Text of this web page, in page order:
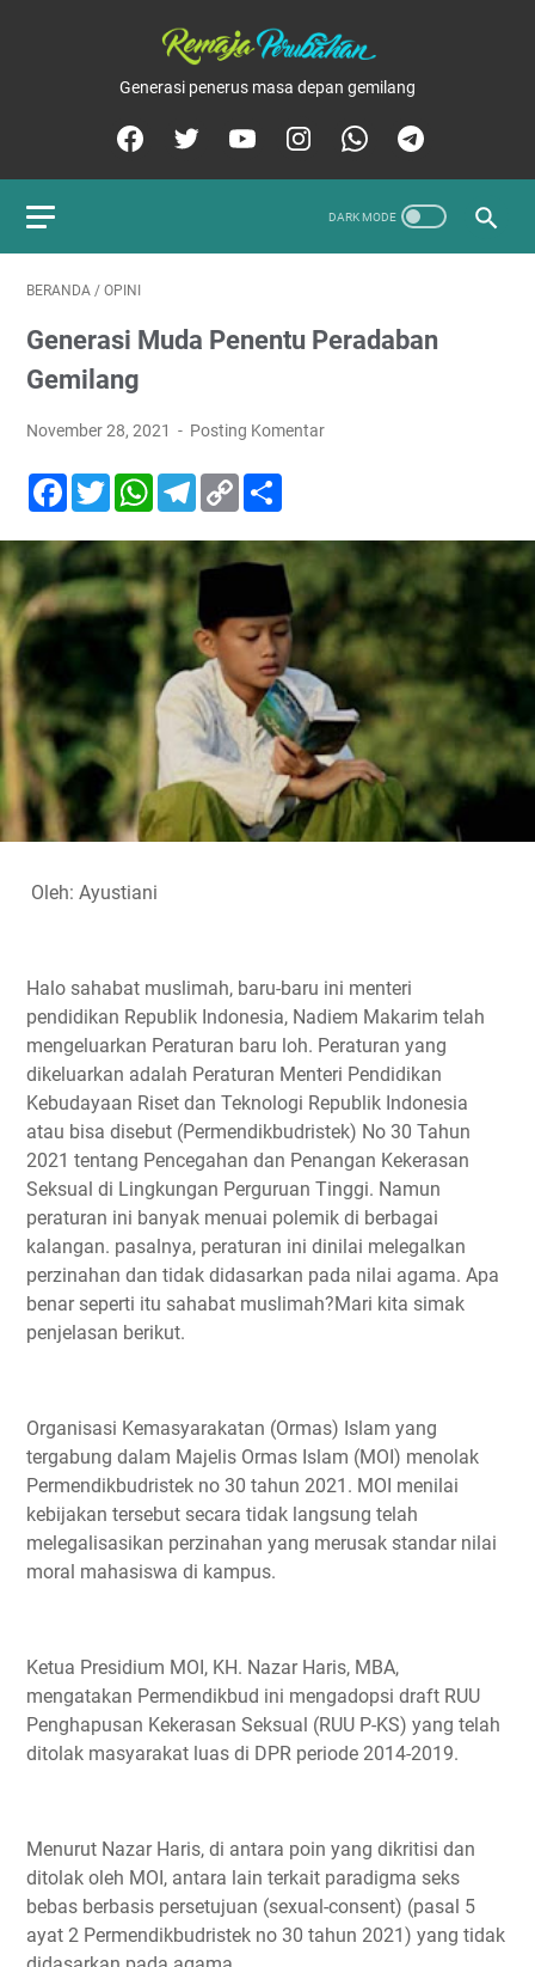
Generasi penerus masa depan gemilang
BERANDA / OPINI
Generasi Muda Penentu Peradaban
Gemilang
November 28, 2021 Posting Komentar
F
a
e
o
o
k
T
w
t
t
e
W
t
s
A
p
T
e
g
r
a
m
C
y
L
k
r
e
Oleh: Ayustiani
Halo sahabat muslimah, baru-baru ini menteri
pendidikan Republik Indonesia, Nadiem Makarim telah
mengeluarkan Peraturan baru loh. Peraturan yang
dikeluarkan adalah Peraturan Menteri Pendidikan
Kebudayaan Riset dan Teknologi Republik Indonesia
atau bisa disebut (Permendikbudristek) No 30 Tahun
2021 tentang Pencegahan dan Penangan Kekerasan
Seksual di Lingkungan Perguruan Tinggi. Namun
peraturan ini banyak menuai polemik di berbagai
kalangan. pasalnya, peraturan ini dinilai melegalkan
perzinahan dan tidak didasarkan pada nilai agama. Apa
benar seperti itu sahabat muslimah?Mari kita simak
penjelasan berikut.
Organisasi Kemasyarakatan (Ormas) Islam yang
tergabung dalam Majelis Ormas Islam (MOI) menolak
Permendikbudristek no 30 tahun 2021. MOI menilai
kebijakan tersebut secara tidak langsung telah
melegalisasikan perzinahan yang merusak standar nilai
moral mahasiswa di kampus.
Ketua Presidium MOI, KH. Nazar Haris, MBA,
mengatakan Permendikbud ini mengadopsi draft RUU
Penghapusan Kekerasan Seksual (RUU P-KS) yang telah
ditolak masyarakat luas di DPR periode 2014-2019.
Menurut Nazar Haris, di antara poin yang dikritisi dan
ditolak oleh MOI, antara lain terkait paradigma seks
bebas berbasis persetujuan (sexual-consent) (pasal 5
ayat 2 Permendikbudristek no 30 tahun 2021) yang tidak